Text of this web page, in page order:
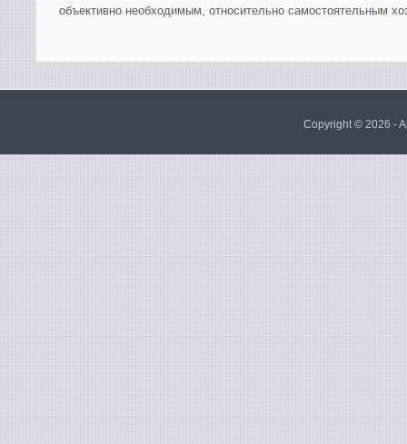
объективно необходимым, относительно самостоятельным
Copyright © 2026 -